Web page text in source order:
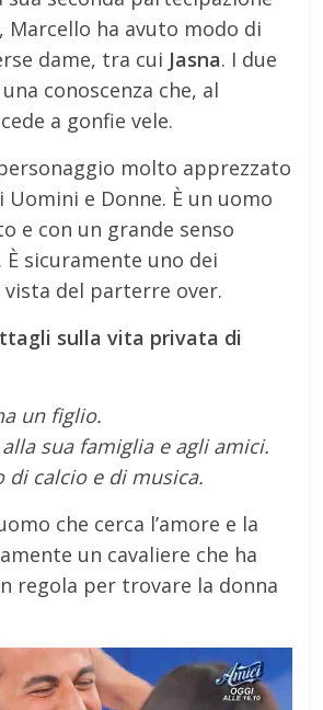
Marcello ha avuto modo di
dame, tra cui Jasna. I due
conoscenza che, al
a gonfie vele.
molto apprezzato
e Donne. È un uomo
e con un grande senso
È sicuramente uno dei
del parterre over.
sulla vita privata di
un figlio.
sua famiglia e agli amici.
di calcio e di musica.
che cerca l’amore e la
un cavaliere che ha
regola per trovare la donna